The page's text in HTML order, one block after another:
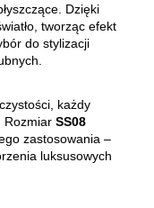
Dzięki
tworząc efekt
do stylizacji
każdy
Rozmiar SS08
zastosowania –
luksusowych